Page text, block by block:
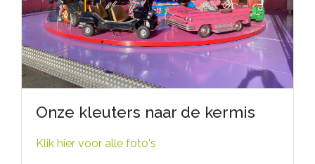
Onze kleuters naar de kermis
Klik hier voor alle foto's